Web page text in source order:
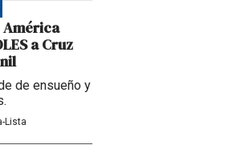
América
a Cruz
de ensueño y
Lista